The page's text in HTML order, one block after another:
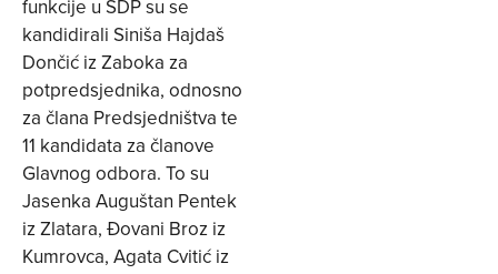
funkcije u SDP su se
kandidirali Siniša Hajdaš
Dončić iz Zaboka za
potpredsjednika, odnosno
za člana Predsjedništva te
11 kandidata za članove
Glavnog odbora. To su
Jasenka Auguštan Pentek
iz Zlatara, Đovani Broz iz
Kumrovca, Agata Cvitić iz